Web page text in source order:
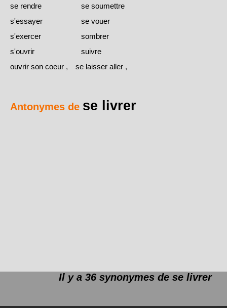
se rendre
se soumettre
s'essayer
se vouer
s'exercer
sombrer
s'ouvrir
suivre
ouvrir son coeur , se laisser aller ,
Antonymes de se livrer
Il y a 36 synonymes de se livrer